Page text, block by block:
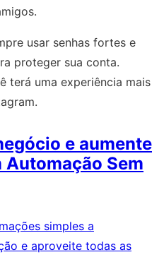
usar senhas fortes e
proteger sua conta.
terá uma experiência mais
e aumente
Automação Sem
simples a
e aproveite todas as